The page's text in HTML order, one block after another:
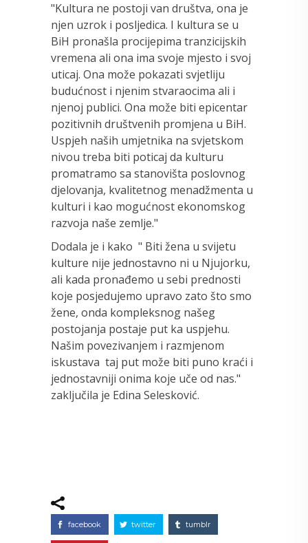
"Kultura ne postoji van društva, ona je
njen uzrok i posljedica. I kultura se u
BiH pronašla procijepima tranzicijskih
vremena ali ona ima svoje mjesto i svoj
uticaj. Ona može pokazati svjetliju
budućnost i njenim stvaraocima ali i
njenoj publici. Ona može biti epicentar
pozitivnih društvenih promjena u BiH.
Uspjeh naših umjetnika na svjetskom
nivou treba biti poticaj da kulturu
promatramo sa stanovišta poslovnog
djelovanja, kvalitetnog menadžmenta u
kulturi i kao mogućnost ekonomskog
razvoja naše zemlje."
Dodala je i kako " Biti žena u svijetu
kulture nije jednostavno ni u Njujorku,
ali kada pronađemo u sebi prednosti
koje posjedujemo upravo zato što smo
žene, onda kompleksnog našeg
postojanja postaje put ka uspjehu.
Našim povezivanjem i razmjenom
iskustava taj put može biti puno kraći i
jednostavniji onima koje uče od nas."
zaključila je Edina Selesković.
facebook twitter tumblr